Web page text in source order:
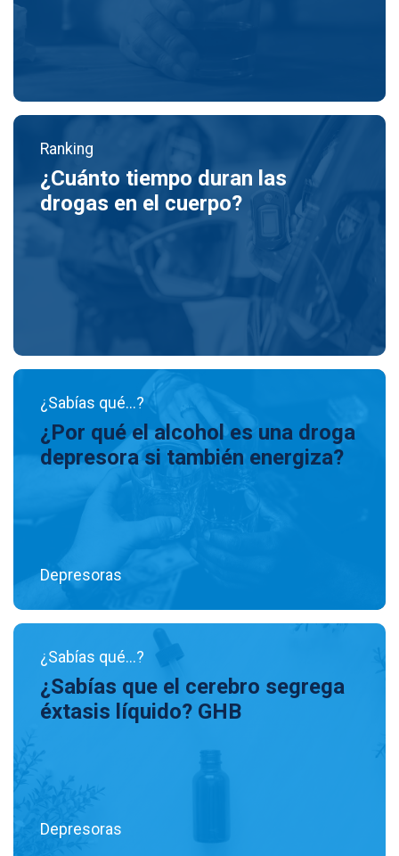
Ranking
¿Cuánto tiempo duran las
drogas en el cuerpo?
¿Sabías qué...?
¿Por qué el alcohol es una droga
depresora si también energiza?
Depresoras
¿Sabías qué...?
¿Sabías que el cerebro segrega
éxtasis líquido? GHB
Depresoras